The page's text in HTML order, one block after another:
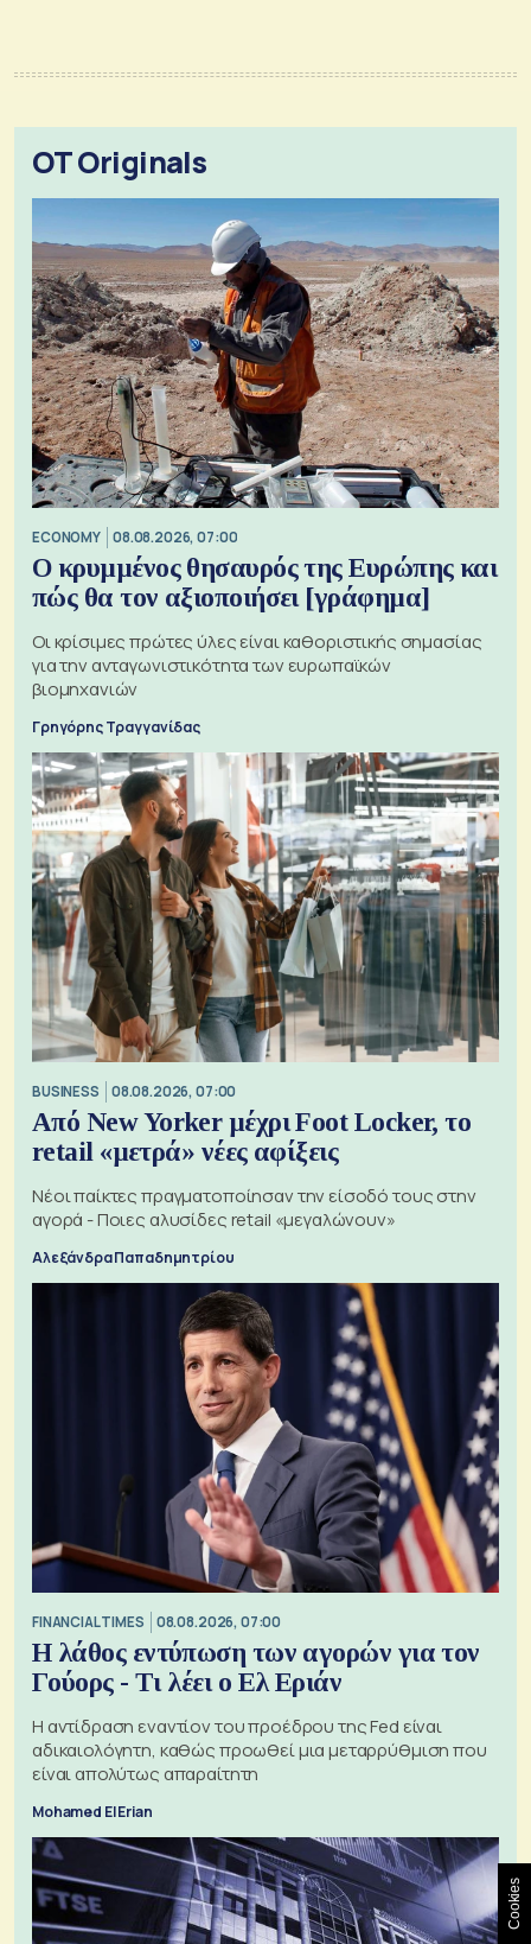
OT Originals
ECONOMY 08.08.2026, 07:00
Ο κρυμμένος θησαυρός της Ευρώπης και
πώς θα τον αξιοποιήσει [γράφημα]
Οι κρίσιμες πρώτες ύλες είναι καθοριστικής σημασίας
για την ανταγωνιστικότητα των ευρωπαϊκών
βιομηχανιών
Γρηγόρης Τραγγανίδας
BUSINESS 08.08.2026, 07:00
Από New Yorker μέχρι Foot Locker, το
retail «μετρά» νέες αφίξεις
Νέοι παίκτες πραγματοποίησαν την είσοδό τους στην
αγορά - Ποιες αλυσίδες retail «μεγαλώνουν»
Αλεξάνδρα Παπαδημητρίου
FINANCIAL TIMES 08.08.2026, 07:00
Η λάθος εντύπωση των αγορών για τον
Γούορς - Τι λέει ο Ελ Εριάν
Η αντίδραση εναντίον του προέδρου της Fed είναι
αδικαιολόγητη, καθώς προωθεί μια μεταρρύθμιση που
είναι απολύτως απαραίτητη
Mohamed El Erian
Cookies